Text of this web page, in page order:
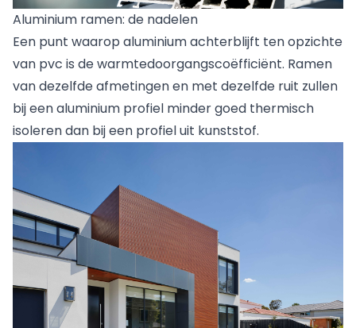
Aluminium ramen: de nadelen
Een punt waarop aluminium achterblijft ten opzichte
van pvc is de warmtedoorgangscoëfficiënt. Ramen
van dezelfde afmetingen en met dezelfde ruit zullen
bij een aluminium profiel minder goed thermisch
isoleren dan bij een profiel uit kunststof.